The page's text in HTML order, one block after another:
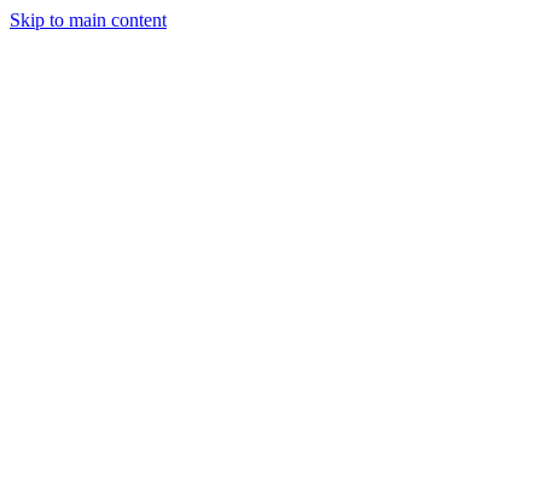
Skip to main content